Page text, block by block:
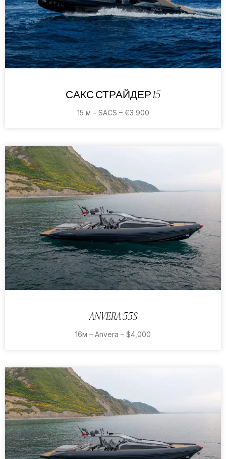
САКС СТРАЙДЕР 15
15 м – SACS – €3 900
ANVERA 55S
16м – Anvera – $4,000